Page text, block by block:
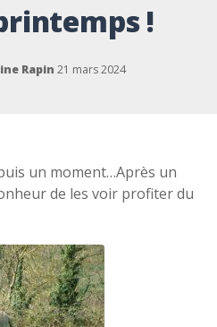
!
Rapin 21 mars 2024
un moment…Après un
de les voir profiter du